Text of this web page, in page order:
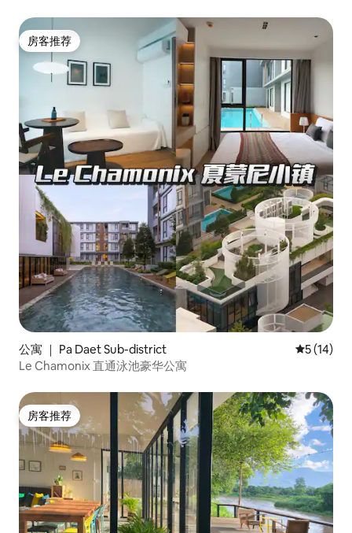
房客推荐
房客推荐
公寓 ｜ Pa Daet Sub-district 平均评分
5 (14)
Le Chamonix 直通泳池豪华公寓
房客推荐
房客推荐